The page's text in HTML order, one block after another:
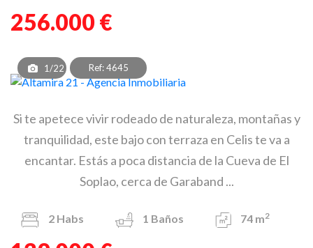
256.000 €
1/22 Ref: 4645
Si te apetece vivir rodeado de naturaleza, montañas y
tranquilidad, este bajo con terraza en Celis te va a
encantar. Estás a poca distancia de la Cueva de El
Soplao, cerca de Garaband ...
2 Habs 1 Baños 74 m2